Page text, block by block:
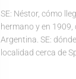
SE: Néstor, cómo
hermano y en
Argentina. SE:
localidad cerca de